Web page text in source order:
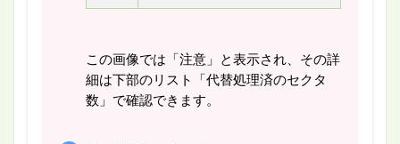
この画像では「注意」と表示され、その詳
細は下部のリスト「代替処理済のセクタ
数」で確認できます。